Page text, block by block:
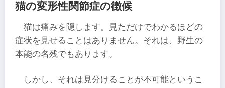
猫の変形性関節症の徴候
猫は痛みを隠します。見ただけでわかるほどの
症状を見せることはありません。それは、野生の
本能の名残でもあります。
しかし、それは見分けることが不可能というこ